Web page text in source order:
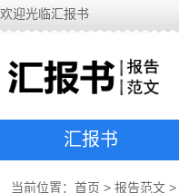
欢迎光临汇报书
汇报书
当前位置： 首页 > 报告范文 >